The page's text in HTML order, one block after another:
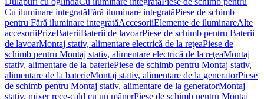
Cu iluminare integratăFără iluminare integratăPiese de schimb
pentru Fără iluminare integratăAccesoriiElemente de iluminareAlte
accesoriiPrizeBateriiBaterii de lavoarPiese de schimb pentru Baterii
de lavoarMontaj stativ, alimentare electrică de la reţeaPiese de
schimb pentru Montaj stativ, alimentare electrică de la reţeaMontaj
stativ, alimentare de la bateriePiese de schimb pentru Montaj stativ,
alimentare de la baterieMontaj stativ, alimentare de la generatorPiese
de schimb pentru Montaj stativ, alimentare de la generatorMontaj
stativ, mixer rece-cald cu un mânerPiese de schimb pentru Montaj